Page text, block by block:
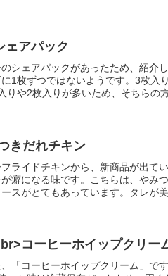
アパック
シェアパックがあったため、紹介
1枚ずつではないようです。3枚入
りや2枚入りが多いため、そちらの
きだれチキン
ライドチキンから、新商品が出て
癖になる味です。こちらは、やみ
スがとてもあっています。タレが
コーヒーホイップクリー
「コーヒーホイップクリーム」で